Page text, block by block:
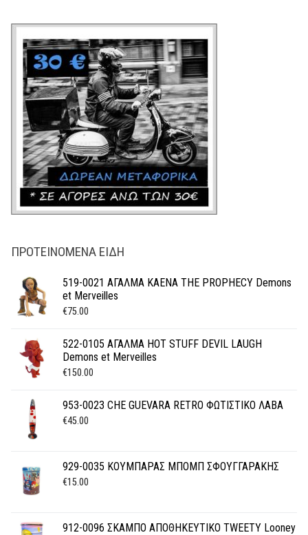
ΠΡΟΤΕΙΝΌΜΕΝΑ ΕΊΔΗ
519-0021 ΑΓΑΛΜΑ KAENA THE PROPHECY Demons
et Merveilles
€75.00
522-0105 ΑΓΑΛΜΑ HOT STUFF DEVIL LAUGH
Demons et Merveilles
€150.00
953-0023 CHE GUEVARA RETRO ΦΩΤΙΣΤΙΚΟ ΛΑΒΑ
€45.00
929-0035 ΚΟΥΜΠΑΡΑΣ ΜΠΟΜΠ ΣΦΟΥΓΓΑΡΑΚΗΣ
€15.00
912-0096 ΣΚΑΜΠΟ ΑΠΟΘΗΚΕΥΤΙΚΟ TWEETY Looney